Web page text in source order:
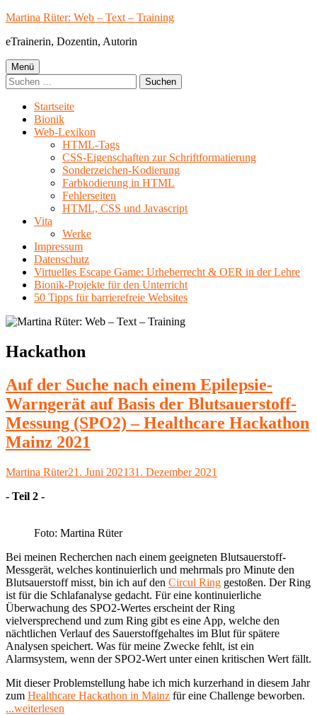
Springe
Inhalt
Martina Rüter: Web – Text – Training
eTrainerin, Dozentin, Autorin
Primäres
Menü
Menü
Suchen
nach:
Startseite
Bionik
Web-Lexikon
HTML-Tags
CSS-Eigenschaften zur Schriftformatierung
Sonderzeichen-Kodierung
Farbkodierung in HTML
Fehlerseiten
HTML, CSS und Javascript
Vita
Werke
Impressum
Datenschutz
Virtuelles Escape Game: Urheberrecht & OER in der Lehre
Bionik-Projekte für den Unterricht
50 Tipps für barrierefreie Websites
Schlagwort:
Hackathon
Auf der Suche nach einem Epilepsie-
Warngerät auf Basis der Blutsauerstoff-
Messung (SPO2) – Healthcare Hackathon
Mainz 2021
Autor
Martina RüterVeröffentlicht
21. Juni 202131. Dezember 2021
- Teil 2 -
Foto: Martina Rüter
Bei meinen Recherchen nach einem geeigneten Blutsauerstoff-
Messgerät, welches kontinuierlich und mehrmals pro Minute den
Blutsauerstoff misst, bin ich auf den Circul Ring gestoßen. Der Ring
ist für die Schlafanalyse gedacht. Für eine kontinuierliche
Überwachung des SPO2-Wertes erscheint der Ring
vielversprechend und zum Ring gibt es eine App, welche den
nächtlichen Verlauf des Sauerstoffgehaltes im Blut für spätere
Analysen speichert. Was für meine Zwecke fehlt, ist ein
Alarmsystem, wenn der SPO2-Wert unter einen kritischen Wert fällt.
Mit dieser Problemstellung habe ich mich kurzerhand in diesem Jahr
zum Healthcare Hackathon in Mainz für eine Challenge beworben.
...weiterlesen